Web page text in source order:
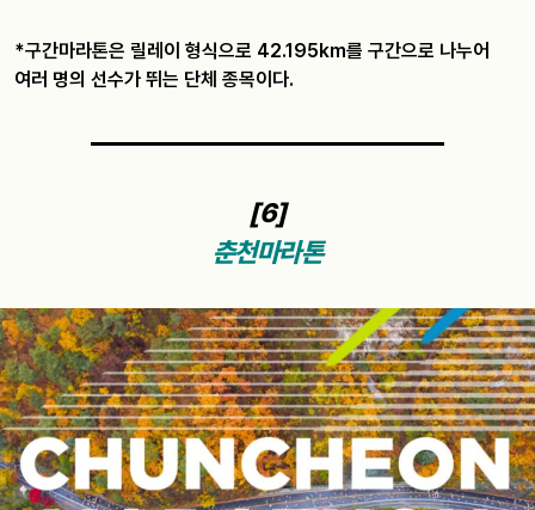
*구간마라톤은 릴레이 형식으로 42.195km를 구간으로 나누어
여러 명의 선수가 뛰는 단체 종목이다.
[6]
춘천마라톤